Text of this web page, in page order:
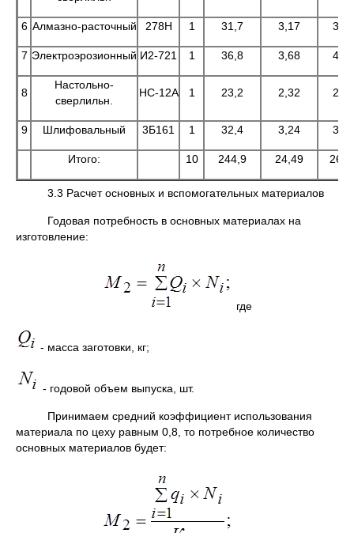
6 Алмазно-расточный 278Н 1 31,7 3,17
7 Электроэрозионный И2-721 1 36,8 3,68
8
Настольно-
сверлильн.
НС-12А 1 23,2 2,32
9 Шлифовальный 3Б161 1 32,4 3,24
Итого: 10 244,9 24,49
3.3 Расчет основных и вспомогательных материалов
Годовая потребность в основных материалах на
изготовление:
где
- масса заготовки, кг;
- годовой объем выпуска, шт.
Принимаем средний коэффициент использования
материала по цеху равным 0,8, то потребное количество
основных материалов будет: